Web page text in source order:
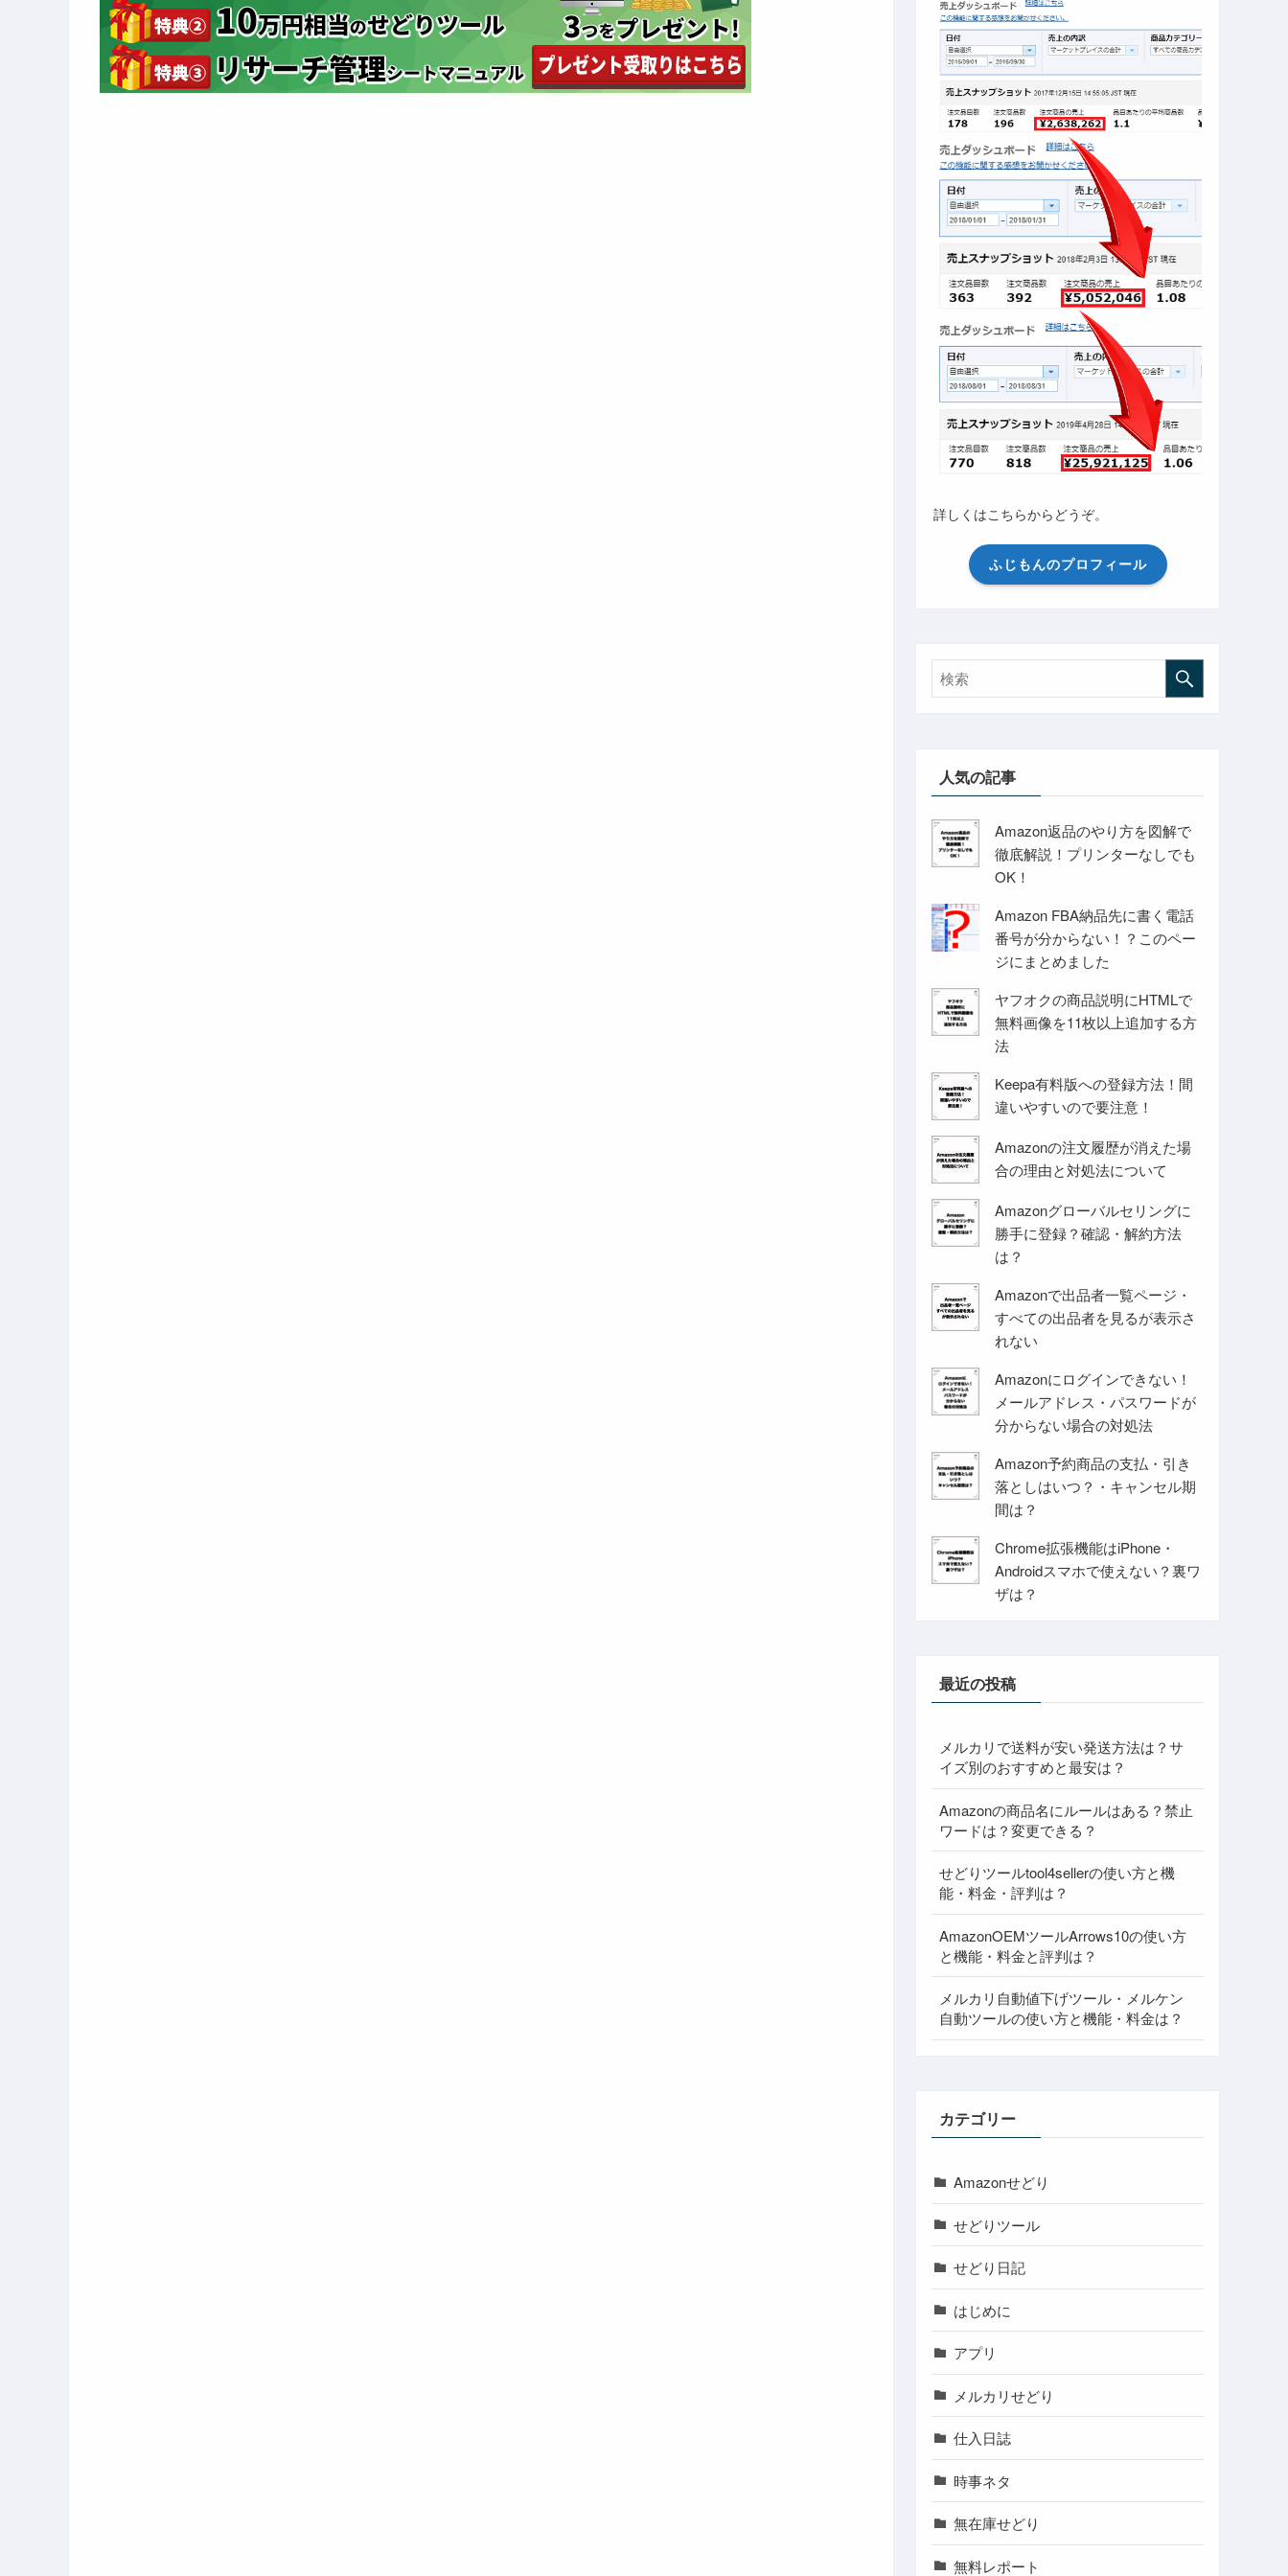
詳しくはこちらからどうぞ。
ふじもんのプロフィール
人気の記事
Amazon返品のやり方を図解で
徹底解説！プリンターなしでも
OK！
Amazon FBA納品先に書く電話
番号が分からない！？このペー
ジにまとめました
ヤフオクの商品説明にHTMLで
無料画像を11枚以上追加する方
法
Keepa有料版への登録方法！間
違いやすいので要注意！
Amazonの注文履歴が消えた場
合の理由と対処法について
Amazonグローバルセリングに
勝手に登録？確認・解約方法
は？
Amazonで出品者一覧ページ・
すべての出品者を見るが表示さ
れない
Amazonにログインできない！
メールアドレス・パスワードが
分からない場合の対処法
Amazon予約商品の支払・引き
落としはいつ？・キャンセル期
間は？
Chrome拡張機能はiPhone・
Androidスマホで使えない？裏ワ
ザは？
最近の投稿
メルカリで送料が安い発送方法は？サ
イズ別のおすすめと最安は？
Amazonの商品名にルールはある？禁止
ワードは？変更できる？
せどりツールtool4sellerの使い方と機
能・料金・評判は？
AmazonOEMツールArrows10の使い方
と機能・料金と評判は？
メルカリ自動値下げツール・メルケン
自動ツールの使い方と機能・料金は？
カテゴリー
Amazonせどり
せどりツール
せどり日記
はじめに
アプリ
メルカリせどり
仕入日誌
時事ネタ
無在庫せどり
無料レポート